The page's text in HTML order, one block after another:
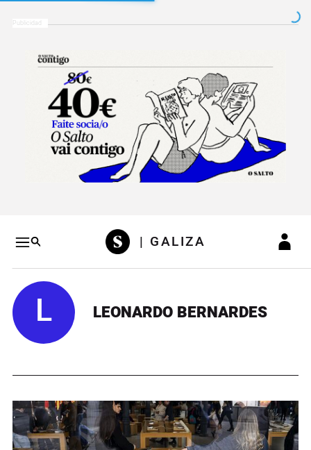
Salto a navegación
| GALIZA
L LEONARDO BERNARDES